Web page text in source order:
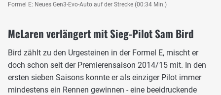
Formel E: Neues Gen3-Evo-Auto auf der Strecke (00:34 Min.)
McLaren verlängert mit Sieg-Pilot Sam Bird
Bird zählt zu den Urgesteinen in der Formel E, mischt er
doch schon seit der Premierensaison 2014/15 mit. In den
ersten sieben Saisons konnte er als einziger Pilot immer
mindestens ein Rennen gewinnen - eine beeidruckende